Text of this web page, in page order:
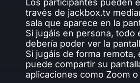
Los participantes pueden
través de jackbox.tv
sala que aparece en la
Si jugáis en persona, todo
debería poder ver la
Si jugáis de forma remota,
puede compartir su
aplicaciones como Zoom